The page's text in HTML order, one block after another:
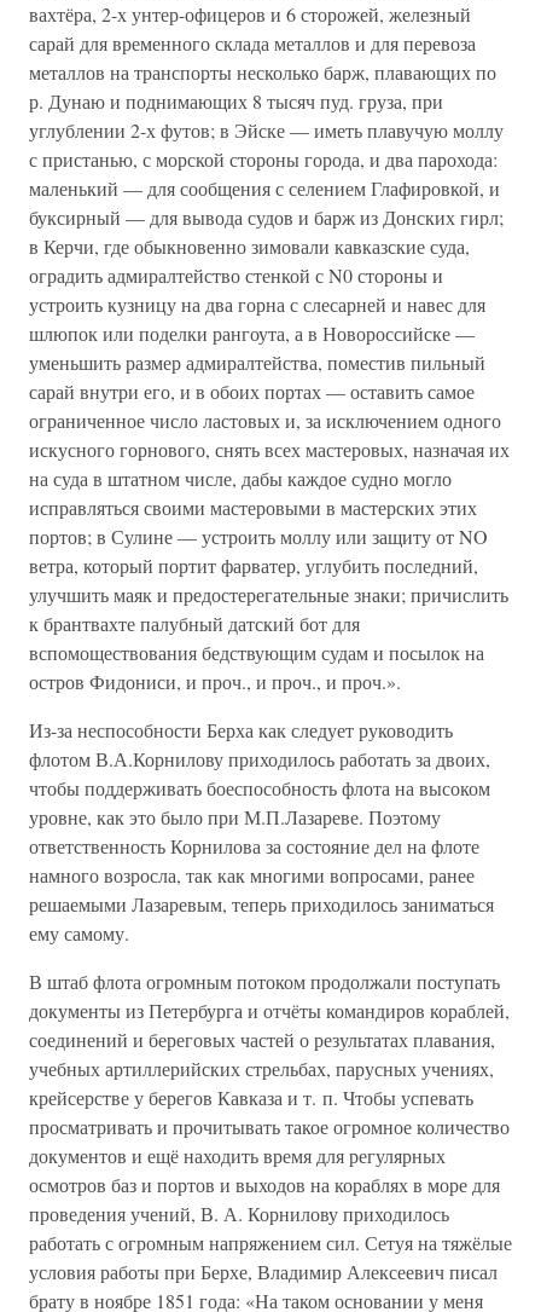
вахтёра, 2-х унтер-офицеров и 6 сторожей, железный
сарай для временного склада металлов и для перевоза
металлов на транспорты несколько барж, плавающих по
р. Дунаю и поднимающих 8 тысяч пуд. груза, при
углублении 2-х футов; в Эйске — иметь плавучую моллу
с пристанью, с морской стороны города, и два парохода:
маленький — для сообщения с селением Глафировкой, и
буксирный — для вывода судов и барж из Донских гирл;
в Керчи, где обыкновенно зимовали кавказские суда,
оградить адмиралтейство стенкой с N0 стороны и
устроить кузницу на два горна с слесарней и навес для
шлюпок или поделки рангоута, а в Новороссийске —
уменьшить размер адмиралтейства, поместив пильный
сарай внутри его, и в обоих портах — оставить самое
ограниченное число ластовых и, за исключением одного
искусного горнового, снять всех мастеровых, назначая их
на суда в штатном числе, дабы каждое судно могло
исправляться своими мастеровыми в мастерских этих
портов; в Сулине — устроить моллу или защиту от NO
ветра, который портит фарватер, углубить последний,
улучшить маяк и предостерегательные знаки; причислить
к брантвахте палубный датский бот для
вспомоществования бедствующим судам и посылок на
остров Фидониси, и проч., и проч., и проч.».
Из-за неспособности Берха как следует руководить
флотом В.А.Корнилову приходилось работать за двоих,
чтобы поддерживать боеспособность флота на высоком
уровне, как это было при М.П.Лазареве. Поэтому
ответственность Корнилова за состояние дел на флоте
намного возросла, так как многими вопросами, ранее
решаемыми Лазаревым, теперь приходилось заниматься
ему самому.
В штаб флота огромным потоком продолжали поступать
документы из Петербурга и отчёты командиров кораблей,
соединений и береговых частей о результатах плавания,
учебных артиллерийских стрельбах, парусных учениях,
крейсерстве у берегов Кавказа и т. п. Чтобы успевать
просматривать и прочитывать такое огромное количество
документов и ещё находить время для регулярных
осмотров баз и портов и выходов на кораблях в море для
проведения учений, В. А. Корнилову приходилось
работать с огромным напряжением сил. Сетуя на тяжёлые
условия работы при Берхе, Владимир Алексеевич писал
брату в ноябре 1851 года: «На таком основании у меня